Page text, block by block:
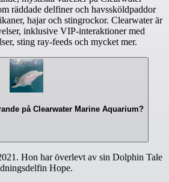
räddade delfiner och havssköldpaddor
hajar och stingrockor. Clearwater är
inklusive VIP-interaktioner med
sting ray-feeds och mycket mer.
på Clearwater Marine Aquarium?
Hon har överlevt av sin Dolphin Tale
Hope.